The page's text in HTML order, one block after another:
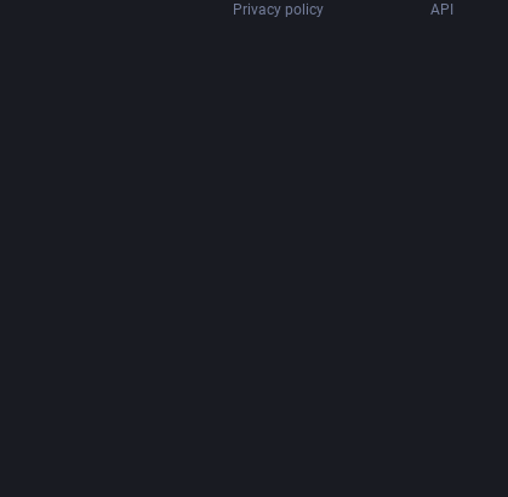
Privacy policy
API